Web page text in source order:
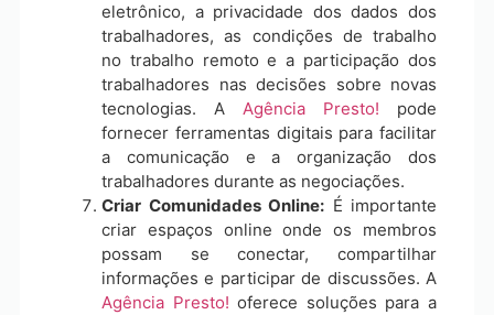
eletrônico, a privacidade dos dados dos
trabalhadores, as condições de trabalho
no trabalho remoto e a participação dos
trabalhadores nas decisões sobre novas
tecnologias. A Agência Presto! pode
fornecer ferramentas digitais para facilitar
a comunicação e a organização dos
trabalhadores durante as negociações.
Criar Comunidades Online: É importante
criar espaços online onde os membros
possam se conectar, compartilhar
informações e participar de discussões. A
Agência Presto! oferece soluções para a